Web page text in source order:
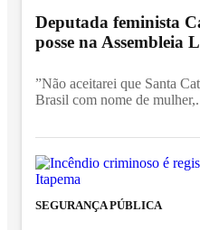
Deputada feminista
posse na Assembleia
”Não aceitarei que Santa
Brasil com nome de
SEGURANÇA PÚBLICA